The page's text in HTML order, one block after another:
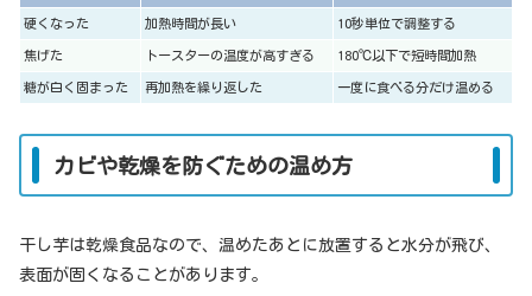
硬くなった 加熱時間が長い 10秒単位で調整する
焦げた トースターの温度が高すぎる 180℃以下で短時間加熱
糖が白く固まった 再加熱を繰り返した 一度に食べる分だけ温める
カビや乾燥を防ぐための温め方
干し芋は乾燥食品なので、温めたあとに放置すると水分が飛び、
表面が固くなることがあります。